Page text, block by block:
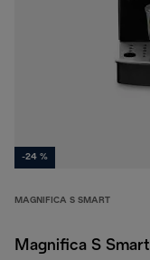
-24 %
MAGNIFICA S SMART
Magnifica S Smart